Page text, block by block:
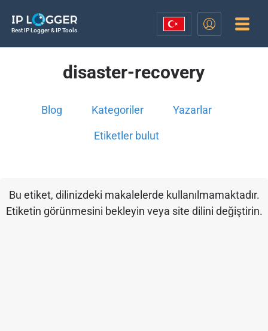
Best IP Logger & IP Tools
disaster-recovery
Blog Kategoriler Yazarlar
Etiketler bulut